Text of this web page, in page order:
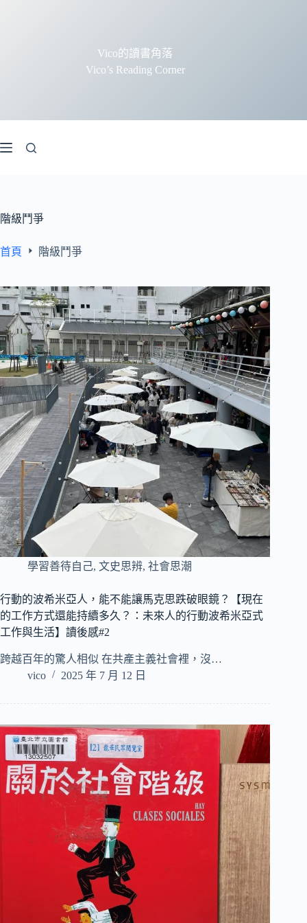
Vico的讀書角落
Vico’s Reading Corner
階級鬥爭
首頁 階級鬥爭
學習善待自己, 文史思辨, 社會思潮
行動的波希米亞人，能不能讓馬克思跌破眼鏡？【現在
的工作方式還能持續多久？：未來人的行動波希米亞式
工作與生活】讀後感#2
跨越百年的驚人相似 在共產主義社會裡，沒…
vico
2025 年 7 月 12 日